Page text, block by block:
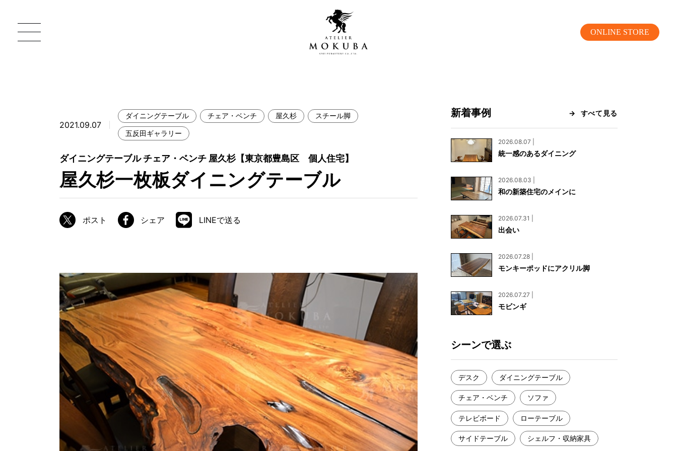
ONLINE STORE
一枚板 ATELIER MOKUBA HOME
MOKUBA について
ブランドコンセプト
製造工程
加工技術
ATELIER MOKUBAの一枚板×異素材
特別なダイニングチェア
一枚板用のテーブル脚
樹種紹介
コーディネート集
メンテナンス方法
直営店
新宿ギャラリー
レジンギャラリー
吉祥寺ギャラリー
【アウトレット取扱店】
大川ギャラリー【本店】
天神ギャラリー
公式オンラインストア
WEBカタログ
納品事例（店舗・オフィス）
INFORMATION
NEWS
EVENT
BLOG
メディア美術協力実績
よくあるご質問
お問い合わせ
資料請求
工務店様・設計会社様向けお問い合わせ
一枚板買い取りに関して
2021.09.07
ダイニングテーブル チェア・ベンチ 屋久杉 スチール脚
五反田ギャラリー
屋久杉一枚板ダイニングテーブル
ダイニングテーブル チェア・ベンチ 屋久杉【東京都豊島区 個人住宅】
ポスト シェア LINEで送る
新着事例 すべて見る
2026.08.07 |
統一感のあるダイニング
2026.08.03 |
和の新築住宅のメインに
2026.07.31 |
出会い
2026.07.28 |
モンキーポッドにアクリル脚
2026.07.27 |
モビンギ
シーンで選ぶ
デスク ダイニングテーブル
チェア・ベンチ ソファ
テレビボード ローテーブル
サイドテーブル シェルフ・収納家具